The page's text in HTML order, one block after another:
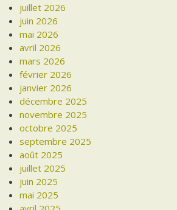
juillet 2026
juin 2026
mai 2026
avril 2026
mars 2026
février 2026
janvier 2026
décembre 2025
novembre 2025
octobre 2025
septembre 2025
août 2025
juillet 2025
juin 2025
mai 2025